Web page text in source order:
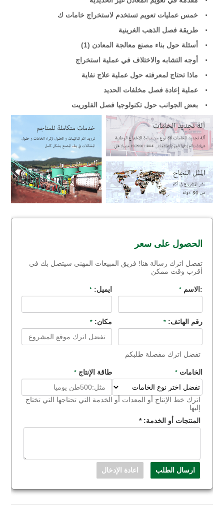
خمس عمليات تعويم تستخدم لاستخراج خامات ك
طريقة فصل الذهب الغرينية
أسئلة حول بناء مصنع معالجة المعادن (1)
أوجه التشابه والاختلاف في عملية استخراج
ماذا تحتاج لمعرفته حول عملية علاج نفاية
عملية إعادة فصل مخلفات الحديد
بعض الجوانب حول تكنولوجيا فصل الفلوريت
الحصول على سعر
تفضل اترك رسالة هنا! فريق المبيعات المهني سيتصل بك في
أقرب وقت ممكن
:الاسم* ايميل: *
رقم الهاتف:* مكان: *
تفضل اترك مفصلة طلبكم
الخامات* طاقة الإنتاج *
اترك خط الإنتاج أو المعدات أو الخدمة التي تحتاجها التي تختاج
إليها
المنتجات أو الخدمة:*